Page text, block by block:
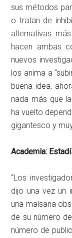
sus métodos
o tratan de
alternativas
hacen ambas
nuevos
los anima a
buena idea,
nada más que
ha vuelto
gigantesco y
Academia:
“Los
dijo una vez un
una malsana
de su número
número de